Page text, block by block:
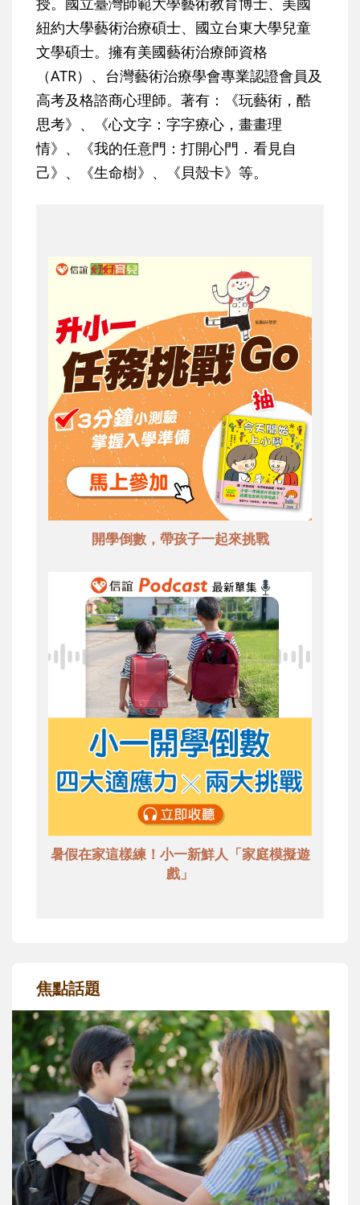
紐約大學藝術治療碩士、國立台東大學兒童
文學碩士。擁有美國藝術治療師資格
（ATR）、台灣藝術治療學會專業認證會員及
高考及格諮商心理師。著有：《玩藝術，酷
思考》、《心文字：字字療心，畫畫理
情》、《我的任意門：打開心門．看見自
己》、《生命樹》、《貝殼卡》等。
開學倒數，帶孩子一起來挑戰
暑假在家這樣練！小一新鮮人「家庭模擬遊
戲」
焦點話題